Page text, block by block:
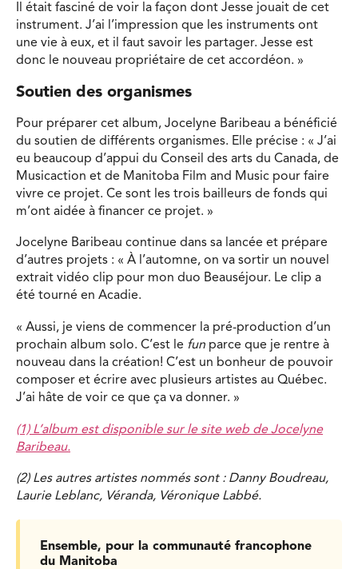
Il était fasciné de voir la façon dont Jesse jouait de cet
instrument. J’ai l’impression que les instruments ont
une vie à eux, et il faut savoir les partager. Jesse est
donc le nouveau propriétaire de cet accordéon. »
Soutien des organismes
Pour préparer cet album, Jocelyne Baribeau a bénéficié
du soutien de différents organismes. Elle précise : « J’ai
eu beaucoup d’appui du Conseil des arts du Canada, de
Musicaction et de Manitoba Film and Music pour faire
vivre ce projet. Ce sont les trois bailleurs de fonds qui
m’ont aidée à financer ce projet. »
Jocelyne Baribeau continue dans sa lancée et prépare
d’autres projets : « À l’automne, on va sortir un nouvel
extrait vidéo clip pour mon duo Beauséjour. Le clip a
été tourné en Acadie.
« Aussi, je viens de commencer la pré-production d’un
prochain album solo. C’est le fun parce que je rentre à
nouveau dans la création! C’est un bonheur de pouvoir
composer et écrire avec plusieurs artistes au Québec.
J’ai hâte de voir ce que ça va donner. »
(1) L’album est disponible sur le site web de Jocelyne
Baribeau.
(2) Les autres artistes nommés sont : Danny Boudreau,
Laurie Leblanc, Véranda, Véronique Labbé.
Ensemble, pour la communauté francophone
du Manitoba